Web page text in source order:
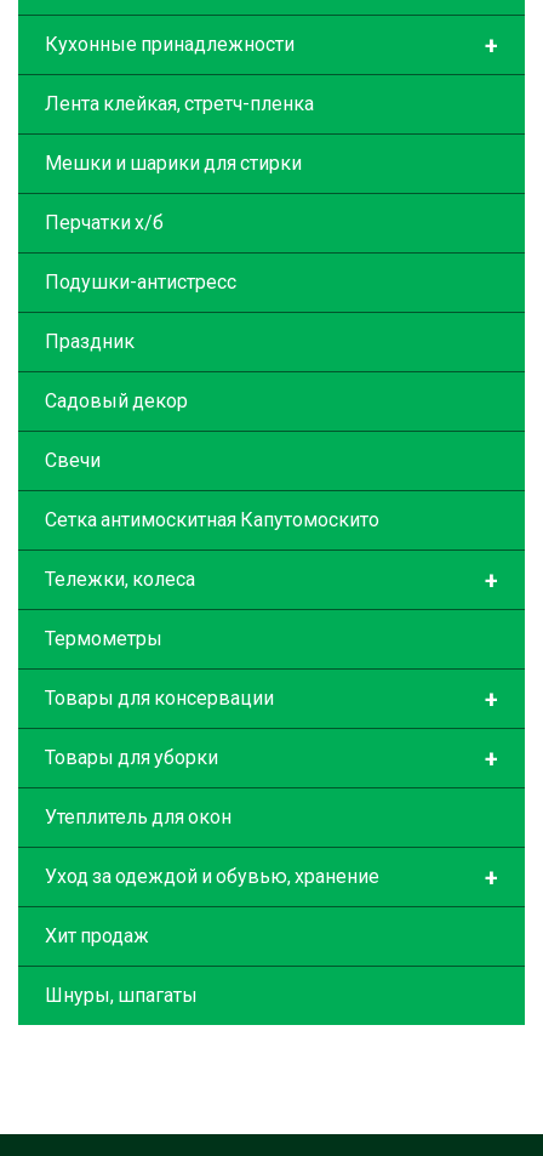
+
Кухонные принадлежности
Лента клейкая, стретч-пленка
Мешки и шарики для стирки
Перчатки х/б
Подушки-антистресс
Праздник
Садовый декор
Свечи
Сетка антимоскитная Капутомоскито
+
Тележки, колеса
Термометры
+
Товары для консервации
+
Товары для уборки
Утеплитель для окон
+
Уход за одеждой и обувью, хранение
Хит продаж
Шнуры, шпагаты